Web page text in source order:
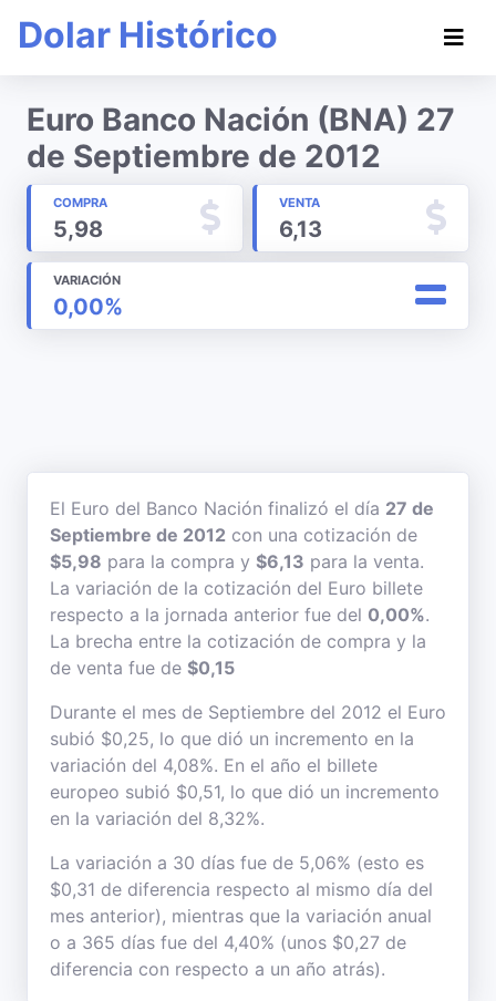
Dolar Histórico
Euro Banco Nación (BNA) 27
de Septiembre de 2012
COMPRA
5,98
VENTA
6,13
VARIACIÓN
0,00%
El Euro del Banco Nación finalizó el día 27 de
Septiembre de 2012 con una cotización de
$5,98 para la compra y $6,13 para la venta.
La variación de la cotización del Euro billete
respecto a la jornada anterior fue del 0,00%.
La brecha entre la cotización de compra y la
de venta fue de $0,15
Durante el mes de Septiembre del 2012 el Euro
subió $0,25, lo que dió un incremento en la
variación del 4,08%. En el año el billete
europeo subió $0,51, lo que dió un incremento
en la variación del 8,32%.
La variación a 30 días fue de 5,06% (esto es
$0,31 de diferencia respecto al mismo día del
mes anterior), mientras que la variación anual
o a 365 días fue del 4,40% (unos $0,27 de
diferencia con respecto a un año atrás).